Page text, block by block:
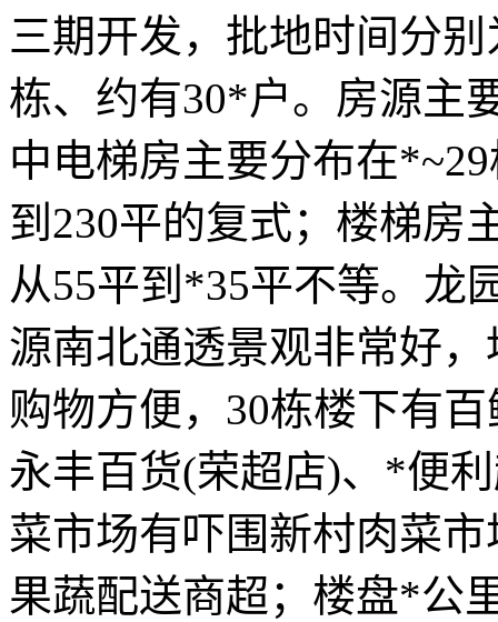
三期开发，批地时间分
栋、约有30*户。房源主
中电梯房主要分布在
到230平的复式；楼梯房
从55平到*35平不等。龙
源南北通透景观非常好
购物方便，30栋楼下有
永丰百货(荣超店)、*便
菜市场有吓围新村肉菜
果蔬配送商超；楼盘*公